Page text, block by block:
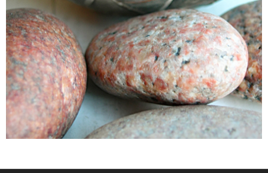
OMSTÄLLNINGAR I SAMBAND MED ÅLDRANDE
STÖDJANDE SAMTAL
STRESSHANTERING
UNGDOMSTERAPI
PERSONLIG UTVECKLING